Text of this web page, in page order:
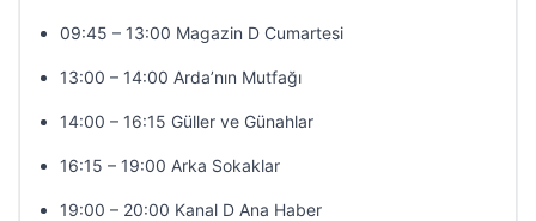
09:45 – 13:00 Magazin D Cumartesi
13:00 – 14:00 Arda’nın Mutfağı
14:00 – 16:15 Güller ve Günahlar
16:15 – 19:00 Arka Sokaklar
19:00 – 20:00 Kanal D Ana Haber